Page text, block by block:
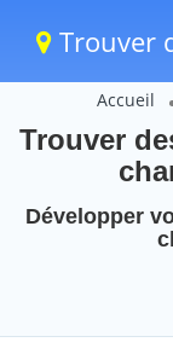
Trouver
Accueil
Trouver
Développer